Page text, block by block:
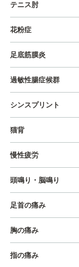
テニス肘
花粉症
足底筋膜炎
過敏性腸症候群
シンスプリント
猫背
慢性疲労
頭鳴り・脳鳴り
足首の痛み
胸の痛み
指の痛み